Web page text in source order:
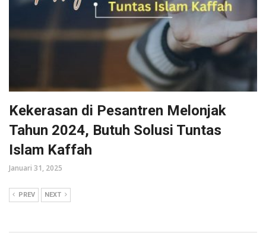
Kekerasan di Pesantren Melonjak
Tahun 2024, Butuh Solusi Tuntas
Islam Kaffah
Januari 31, 2025
PREV NEXT